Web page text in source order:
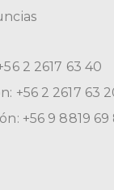
2 2617 63 40
+56 2 2617 63
+56 9 8819 69